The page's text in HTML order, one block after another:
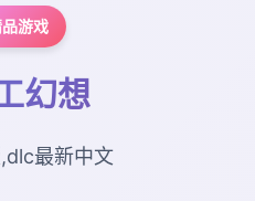
品游戏
幻想
最新中文